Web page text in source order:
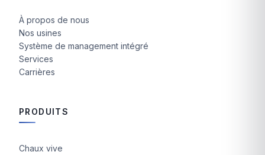
À propos de nous
Nos usines
Système de management intégré
Services
Carrières
PRODUITS
Chaux vive